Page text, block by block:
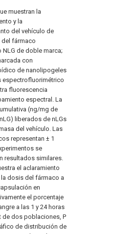
muestran la
y la
del vehículo de
fármaco
de doble marca;
con
de nanolipogeles
espectrofluorimétrico
fluorescencia
espectral. La
(ng/mg de
liberados de nLGs
del vehículo. Las
representan ± 1
se
resultados similares.
el aclaramiento
dosis del fármaco a
en
el porcentaje
a las 1 y 24 horas
de dos poblaciones, P
de distribución de